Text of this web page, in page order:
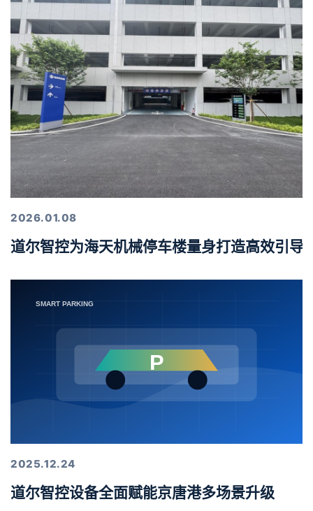
2026.01.08
道尔智控为海天机械停车楼量身打造高效引导
2025.12.24
道尔智控设备全面赋能京唐港多场景升级